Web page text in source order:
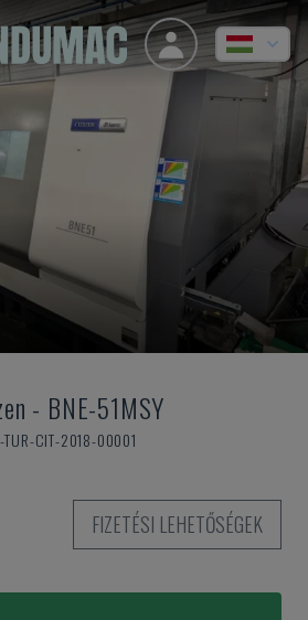
- BNE-51MSY
TUR-CIT-2018-00001
FIZETÉSI LEHETŐSÉGEK